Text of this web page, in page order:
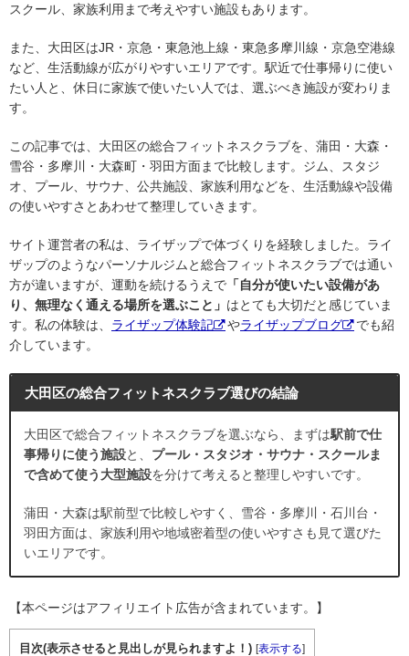
スクール、家族利用まで考えやすい施設もあります。
また、大田区はJR・京急・東急池上線・東急多摩川線・京急空港線
など、生活動線が広がりやすいエリアです。駅近で仕事帰りに使い
たい人と、休日に家族で使いたい人では、選ぶべき施設が変わりま
す。
この記事では、大田区の総合フィットネスクラブを、蒲田・大森・
雪谷・多摩川・大森町・羽田方面まで比較します。ジム、スタジ
オ、プール、サウナ、公共施設、家族利用などを、生活動線や設備
の使いやすさとあわせて整理していきます。
サイト運営者の私は、ライザップで体づくりを経験しました。ライ
ザップのようなパーソナルジムと総合フィットネスクラブでは通い
方が違いますが、運動を続けるうえで 「自分が使いたい設備があ
り、無理なく通える場所を選ぶこと」 はとても大切だと感じていま
す。私の体験は、 ライザップ体験記 やライザップブログ
でも紹
介しています。
大田区の総合フィットネスクラブ選びの結論
大田区で総合フィットネスクラブを選ぶなら、まずは駅前で仕
事帰りに使う施設と、 プール・スタジオ・サウナ・スクールま
で含めて使う大型施設を分けて考えると整理しやすいです。
蒲田・大森は駅前型で比較しやすく、雪谷・多摩川・石川台・
羽田方面は、家族利用や地域密着型の使いやすさも見て選びた
いエリアです。
【本ページはアフィリエイト広告が含まれています。】
目次(表示させると見出しが見られますよ！) [表示する]